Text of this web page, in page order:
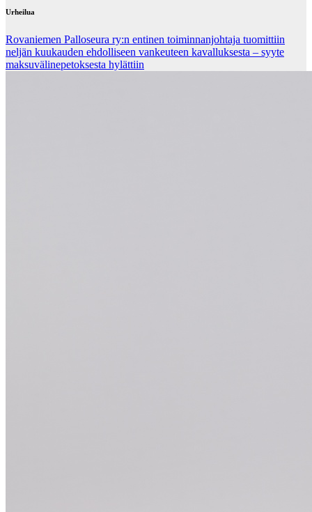
Urheilua
Rovaniemen Palloseura ry:n entinen toiminnanjohtaja tuo­mit­tiin
neljän kuu­kau­den eh­dol­li­seen van­keu­teen ka­val­luk­ses­ta – syyte
mak­su­vä­li­ne­pe­tok­ses­ta hy­lät­tiin